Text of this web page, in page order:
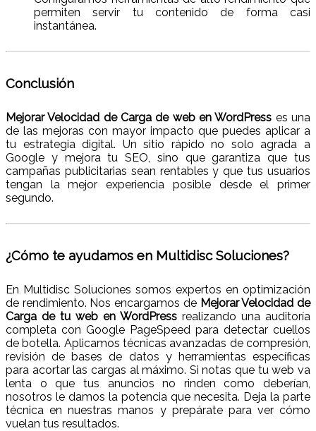
permiten servir tu contenido de forma casi
instantánea.
Conclusión
Mejorar Velocidad de Carga de web en WordPress es una
de las mejoras con mayor impacto que puedes aplicar a
tu estrategia digital. Un sitio rápido no solo agrada a
Google y mejora tu SEO, sino que garantiza que tus
campañas publicitarias sean rentables y que tus usuarios
tengan la mejor experiencia posible desde el primer
segundo.
¿Cómo te ayudamos en Multidisc Soluciones?
En Multidisc Soluciones somos expertos en optimización
de rendimiento. Nos encargamos de Mejorar Velocidad de
Carga de tu web en WordPress realizando una auditoría
completa con Google PageSpeed para detectar cuellos
de botella. Aplicamos técnicas avanzadas de compresión,
revisión de bases de datos y herramientas específicas
para acortar las cargas al máximo. Si notas que tu web va
lenta o que tus anuncios no rinden como deberían,
nosotros le damos la potencia que necesita. Deja la parte
técnica en nuestras manos y prepárate para ver cómo
vuelan tus resultados.